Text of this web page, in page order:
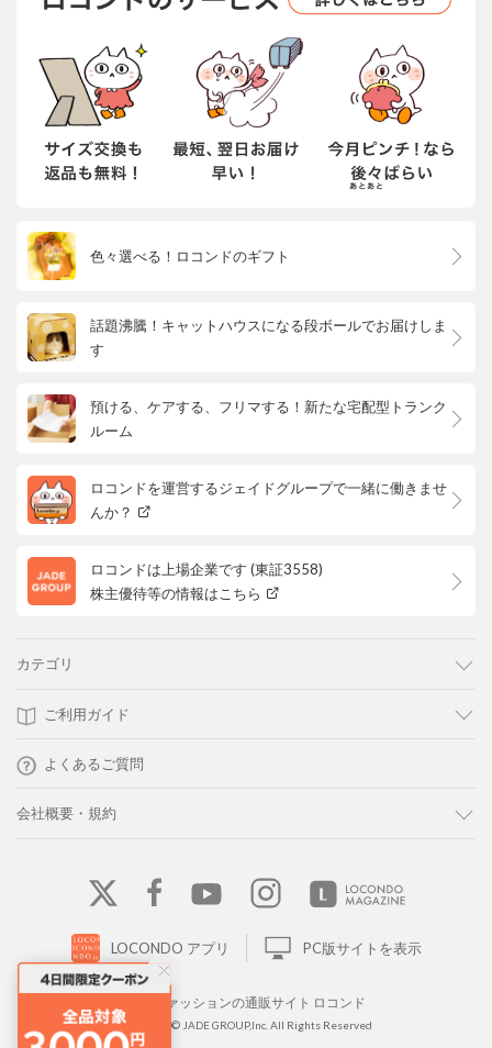
色々選べる！ロコンドのギフト
話題沸騰！キャットハウスになる段ボールでお届けしま
す
預ける、ケアする、フリマする！新たな宅配型トランク
ルーム
ロコンドを運営するジェイドグループで一緒に働きませ
んか？
ロコンドは上場企業です (東証3558)
株主優待等の情報はこちら
カテゴリ
ご利用ガイド
よくあるご質問
会社概要・規約
LOCONDO アプリ PC版サイトを表示
靴とファッションの通販サイト ロコンド
Copyright © JADE GROUP,Inc. All Rights Reserved